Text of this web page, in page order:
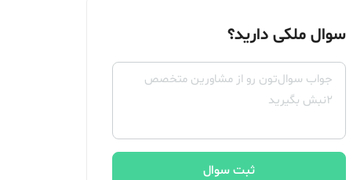
سوال ملکی دارید؟
ثبت سوال